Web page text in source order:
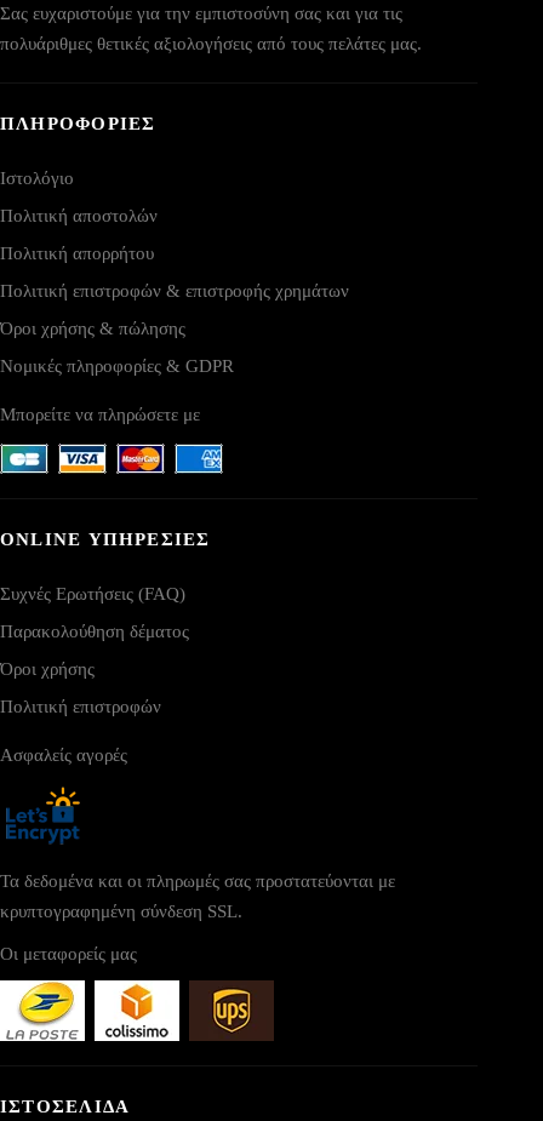
Σας ευχαριστούμε για την εμπιστοσύνη σας και για τις
πολυάριθμες θετικές αξιολογήσεις από τους πελάτες μας.
ΠΛΗΡΟΦΟΡΙΕΣ
Ιστολόγιο
Πολιτική αποστολών
Πολιτική απορρήτου
Πολιτική επιστροφών & επιστροφής χρημάτων
Όροι χρήσης & πώλησης
Νομικές πληροφορίες & GDPR
Μπορείτε να πληρώσετε με
ONLINE ΥΠΗΡΕΣΙΕΣ
Συχνές Ερωτήσεις (FAQ)
Παρακολούθηση δέματος
Όροι χρήσης
Πολιτική επιστροφών
Ασφαλείς αγορές
Τα δεδομένα και οι πληρωμές σας προστατεύονται με
κρυπτογραφημένη σύνδεση SSL.
Οι μεταφορείς μας
ΙΣΤΟΣΕΛΙΔΑ